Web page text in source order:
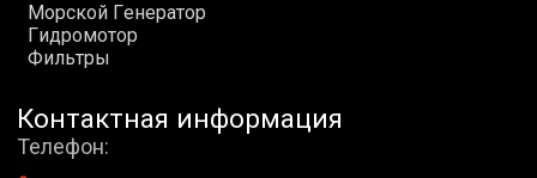
Морской Генератор
Гидромотор
Фильтры
Контактная информация
Телефон: